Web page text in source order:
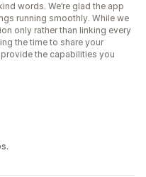
words. We’re glad the app
running smoothly. While we
only rather than linking every
the time to share your
the capabilities you